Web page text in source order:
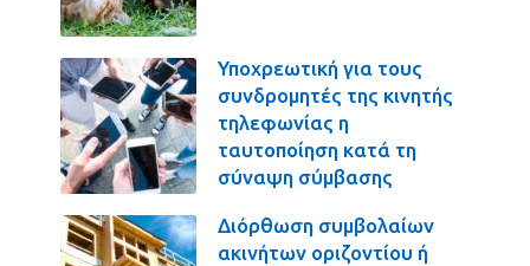
Υποχρεωτική για τους
συνδρομητές της κινητής
τηλεφωνίας η
ταυτοποίηση κατά τη
σύναψη σύμβασης
Διόρθωση συμβολαίων
ακινήτων οριζοντίου ή